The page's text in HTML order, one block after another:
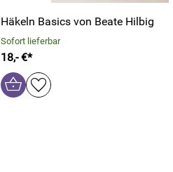
Häkeln Basics von Beate Hilbig
Sofort lieferbar
18,- €*